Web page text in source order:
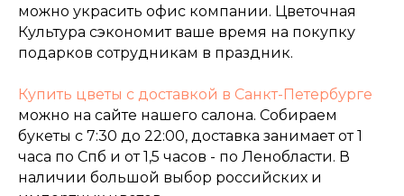
можно украсить офис компании. Цветочная
Культура сэкономит ваше время на покупку
подарков сотрудникам в праздник.
Купить цветы с доставкой в Санкт-Петербурге
можно на сайте нашего салона. Собираем
букеты с 7:30 до 22:00, доставка занимает от 1
часа по Спб и от 1,5 часов - по Ленобласти. В
наличии большой выбор российских и